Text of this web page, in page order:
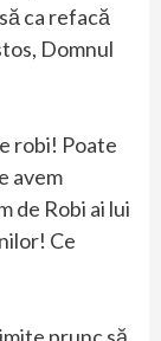
ca refacă
Domnul
robi! Poate
avem
de Robi ai lui
Ce